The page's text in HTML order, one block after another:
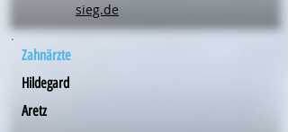
sieg.de
Zahnärzte
Hildegard
Aretz